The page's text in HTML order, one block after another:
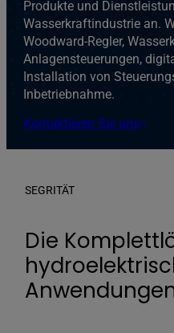
Produkte und
Wasserkraftindustrie an.
Woodward-Regler,
Anlagensteuerungen,
Installation von
Inbetriebnahme.
Kontaktieren Sie uns
SEGRITÄT
Die